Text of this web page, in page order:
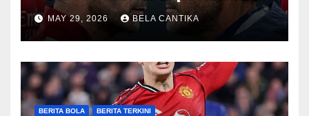
Sengit
MAY 29, 2026 BELA CANTIKA
BERITA BOLA BERITA TERKINI